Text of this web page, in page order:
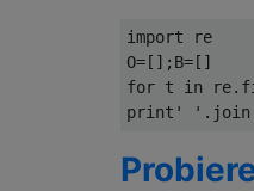
import re
O=[]; B=[]
for t in re.
print ' ' . join